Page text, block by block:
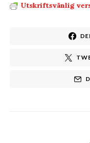
Utskriftsvänlig